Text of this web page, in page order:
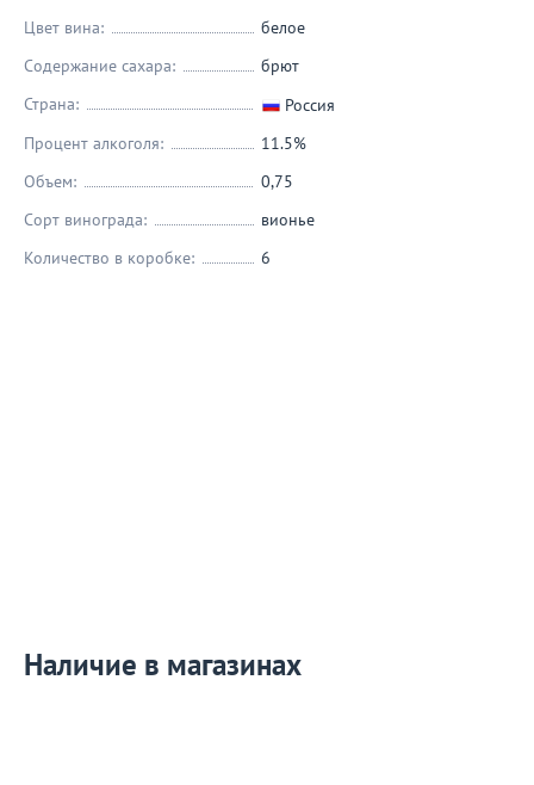
Цвет вина:
белое
Содержание сахара:
брют
Страна:
Россия
Процент алкоголя:
11.5%
Объем:
0,75
Сорт винограда:
вионье
Количество в коробке:
6
Наличие в магазинах